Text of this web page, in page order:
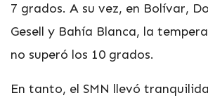
7 grados. A su vez, en Bolívar,
Gesell y Bahía Blanca, la
no superó los 10 grados.
En tanto, el SMN llevó